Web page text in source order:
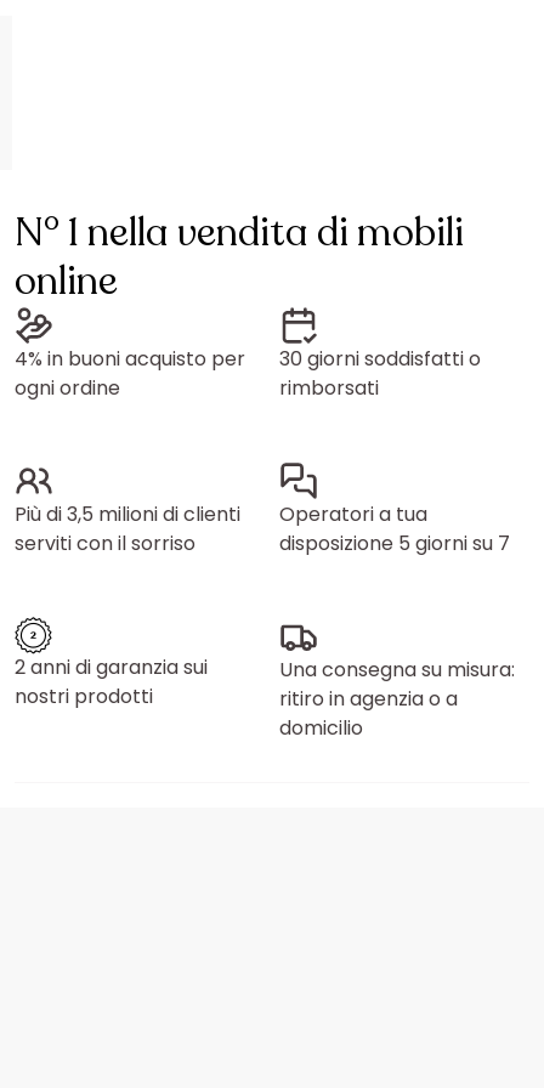
N° 1 nella vendita di mobili
online
4% in buoni acquisto per
ogni ordine
30 giorni soddisfatti o
rimborsati
Più di 3,5 milioni di clienti
serviti con il sorriso
Operatori a tua
disposizione 5 giorni su 7
2 anni di garanzia sui
nostri prodotti
Una consegna su misura:
ritiro in agenzia o a
domicilio